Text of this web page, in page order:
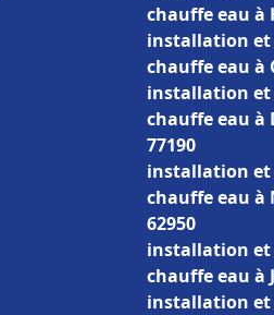
chauffe eau à
installation et
chauffe eau à
installation et
chauffe eau à
77190
installation et
chauffe eau à
62950
installation et
chauffe eau à
installation et